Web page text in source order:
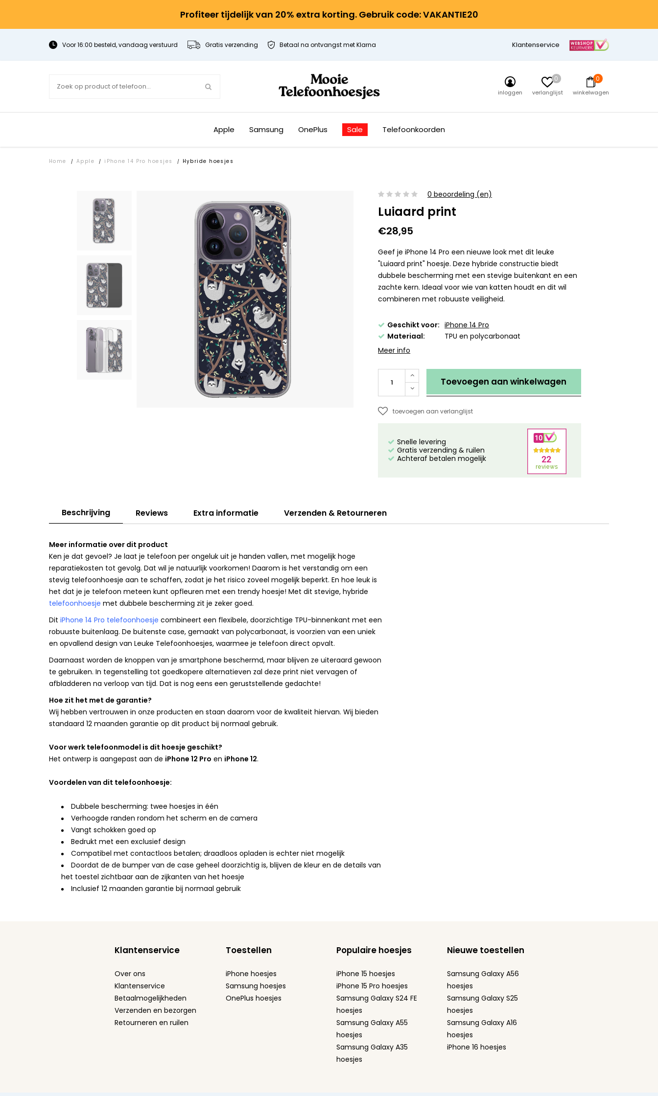
Profiteer tijdelijk van 20% extra korting. Gebruik code: VAKANTIE20
Voor 16:00 besteld, vandaag verstuurd Gratis verzending Betaal na ontvangst met Klarna Klantenservice
inloggen
0
verlanglijst
0
winkelwagen
Apple Samsung OnePlus Sale Telefoonkoorden
Home / Apple / iPhone 14 Pro hoesjes / Hybride hoesjes
0 beoordeling (en)
Luiaard print
€28,95
Geef je iPhone 14 Pro een nieuwe look met dit leuke
"Luiaard print" hoesje. Deze hybride constructie biedt
dubbele bescherming met een stevige buitenkant en een
zachte kern. Ideaal voor wie van katten houdt en dit wil
combineren met robuuste veiligheid.
Geschikt voor: iPhone 14 Pro
Materiaal:
TPU en polycarbonaat
Meer info
Toevoegen aan winkelwagen
toevoegen aan verlanglijst
Snelle levering
Gratis verzending & ruilen
Achteraf betalen mogelijk
Beschrijving Reviews Extra informatie Verzenden & Retourneren
Meer informatie over dit product
Ken je dat gevoel? Je laat je telefoon per ongeluk uit je handen vallen, met mogelijk hoge
reparatiekosten tot gevolg. Dat wil je natuurlijk voorkomen! Daarom is het verstandig om een
stevig telefoonhoesje aan te schaffen, zodat je het risico zoveel mogelijk beperkt. En hoe leuk is
het dat je je telefoon meteen kunt opfleuren met een trendy hoesje! Met dit stevige, hybride
telefoonhoesje met dubbele bescherming zit je zeker goed.
Dit iPhone 14 Pro telefoonhoesje combineert een flexibele, doorzichtige TPU-binnenkant met een
robuuste buitenlaag. De buitenste case, gemaakt van polycarbonaat, is voorzien van een uniek
en opvallend design van Leuke Telefoonhoesjes, waarmee je telefoon direct opvalt.
Daarnaast worden de knoppen van je smartphone beschermd, maar blijven ze uiteraard gewoon
te gebruiken. In tegenstelling tot goedkopere alternatieven zal deze print niet vervagen of
afbladderen na verloop van tijd. Dat is nog eens een geruststellende gedachte!
Hoe zit het met de garantie?
Wij hebben vertrouwen in onze producten en staan daarom voor de kwaliteit hiervan. Wij bieden
standaard 12 maanden garantie op dit product bij normaal gebruik.
Voor werk telefoonmodel is dit hoesje geschikt?
Het ontwerp is aangepast aan de iPhone 12 Pro en iPhone 12.
Voordelen van dit telefoonhoesje:
Dubbele bescherming: twee hoesjes in één
Verhoogde randen rondom het scherm en de camera
Vangt schokken goed op
Bedrukt met een exclusief design
Compatibel met contactloos betalen; draadloos opladen is echter niet mogelijk
Doordat de de bumper van de case geheel doorzichtig is, blijven de kleur en de details van
het toestel zichtbaar aan de zijkanten van het hoesje
Inclusief 12 maanden garantie bij normaal gebruik
Klantenservice
Over ons
Klantenservice
Betaalmogelijkheden
Verzenden en bezorgen
Retourneren en ruilen
Toestellen
iPhone hoesjes
Samsung hoesjes
OnePlus hoesjes
Populaire hoesjes
iPhone 15 hoesjes
iPhone 15 Pro hoesjes
Samsung Galaxy S24 FE
hoesjes
Samsung Galaxy A55
hoesjes
Samsung Galaxy A35
hoesjes
Nieuwe toestellen
Samsung Galaxy A56
hoesjes
Samsung Galaxy S25
hoesjes
Samsung Galaxy A16
hoesjes
iPhone 16 hoesjes